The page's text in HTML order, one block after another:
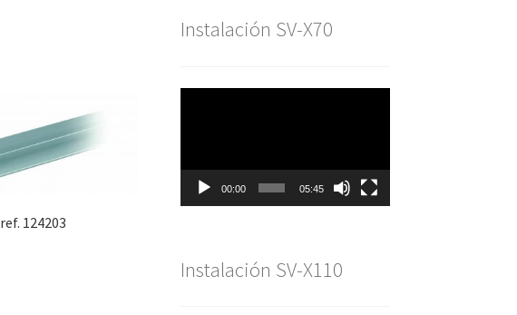
ref. 124203
Instalación SV-X70
00:00 05:45
Instalación SV-X110